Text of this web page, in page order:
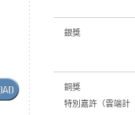
銀獎
銅獎
特別嘉許（雲端計